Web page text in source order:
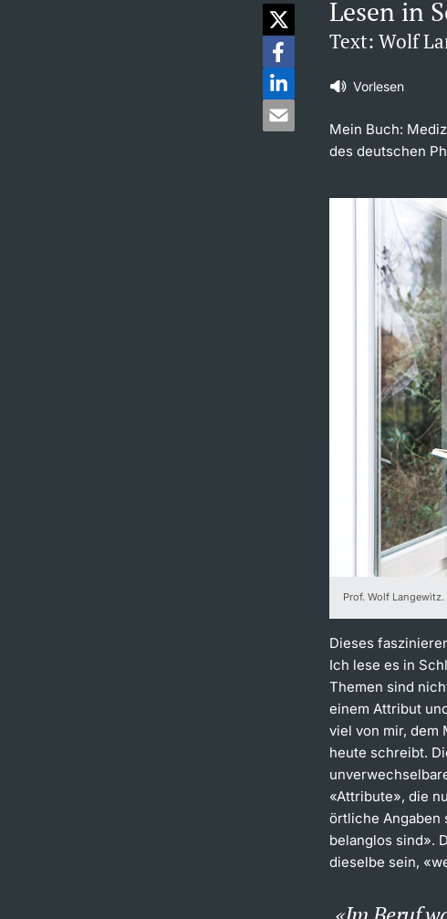
Vorlesen
Lesen in
Text: Wolf
Mein Buch:
des deutschen
Prof. Wolf
Dieses
Ich lese es in
Themen sind
einem Attribut
viel von mir, dem
heute schreibt.
«Attribute», die
örtliche Angaben
belanglos sind».
dieselbe sein,